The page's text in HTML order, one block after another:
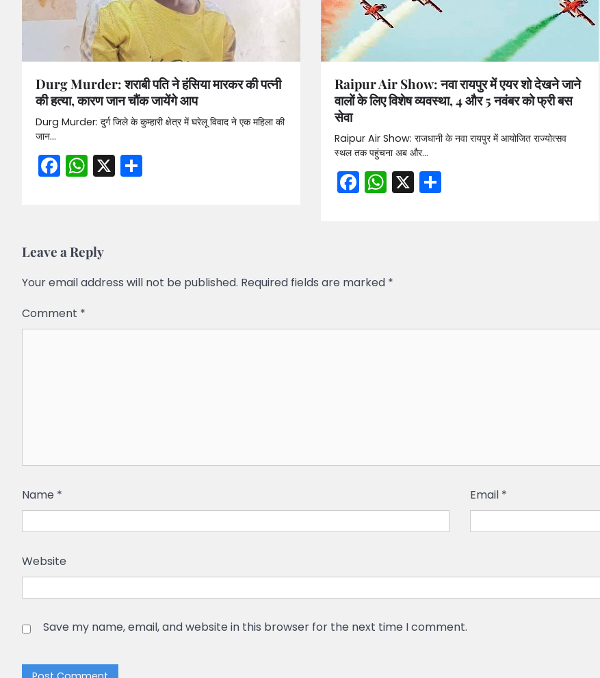
Durg Murder: शराबी पति ने हंसिया मारकर की पत्नी
की हत्या, कारण जान चौंक जायेंगे आप
Durg Murder: दुर्ग जिले के कुम्हारी क्षेत्र में घरेलू विवाद ने एक महिला की
जान…
Facebook
WhatsApp
X
Raipur Air Show: नवा रायपुर में एयर शो देखने जाने
वालों के लिए विशेष व्यवस्था, 4 और 5 नवंबर को फ्री बस
सेवा
Raipur Air Show: राजधानी के नवा रायपुर में आयोजित राज्योत्सव
स्थल तक पहुंचना अब और…
Facebook
WhatsApp
X Share
Leave a Reply
Your email address will not be published. Required fields are marked *
Comment *
Name * Email *
Website
Save my name, email, and website in this browser for the next time I comment.